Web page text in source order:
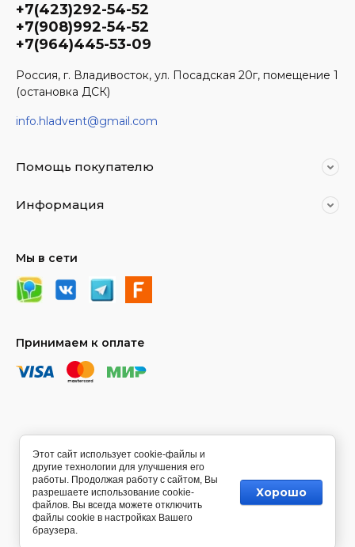
+7(423)292-54-52
+7(908)992-54-52
+7(964)445-53-09
Россия, г. Владивосток, ул. Посадская 20г, помещение 1
(остановка ДСК)
info.hladvent@gmail.com
Помощь покупателю
Информация
Мы в сети
Принимаем к оплате
Этот сайт использует cookie-файлы и
другие технологии для улучшения его
работы. Продолжая работу с сайтом, Вы
разрешаете использование cookie-
файлов. Вы всегда можете отключить
файлы cookie в настройках Вашего
браузера.
Хорошо